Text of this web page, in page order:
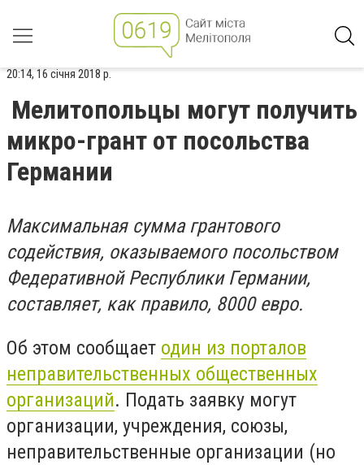
20:14, 16 січня 2018 р.
Мелитопольцы могут получить
микро-грант от посольства
Германии
Максимальная сумма грантового
содействия, оказываемого посольством
Федеративной Республики Германии,
составляет, как правило, 8000 евро.
Об этом сообщает один из порталов
неправительственных общественных
организаций. Подать заявку могут
организации, учреждения, союзы,
неправительственные организации (но